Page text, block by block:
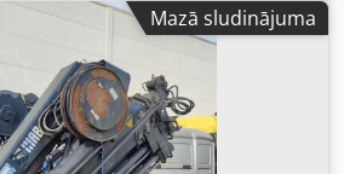
Mazā sludinājuma